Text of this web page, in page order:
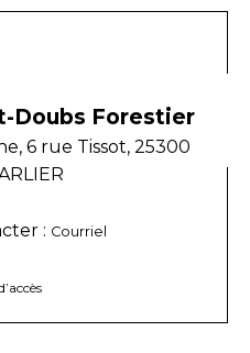
Doubs Forestier
6 rue Tissot, 25300
: Courriel